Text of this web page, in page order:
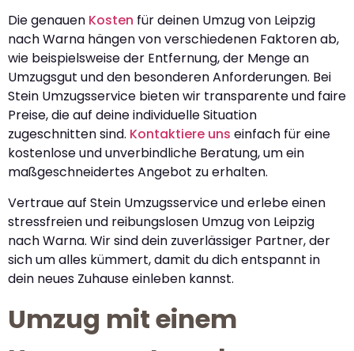
Die genauen Kosten für deinen Umzug von Leipzig
nach Warna hängen von verschiedenen Faktoren ab,
wie beispielsweise der Entfernung, der Menge an
Umzugsgut und den besonderen Anforderungen. Bei
Stein Umzugsservice bieten wir transparente und faire
Preise, die auf deine individuelle Situation
zugeschnitten sind. Kontaktiere uns einfach für eine
kostenlose und unverbindliche Beratung, um ein
maßgeschneidertes Angebot zu erhalten.
Vertraue auf Stein Umzugsservice und erlebe einen
stressfreien und reibungslosen Umzug von Leipzig
nach Warna. Wir sind dein zuverlässiger Partner, der
sich um alles kümmert, damit du dich entspannt in
dein neues Zuhause einleben kannst.
Umzug mit einem